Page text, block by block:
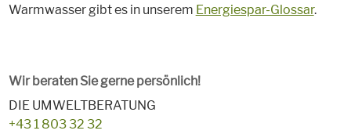
Warmwasser gibt es in unserem Energiespar-Glossar.
Wir beraten Sie gerne persönlich!
DIE UMWELTBERATUNG
+43 1 803 32 32